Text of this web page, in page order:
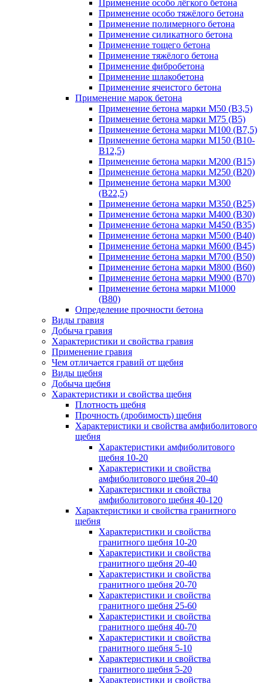
Применение особо лёгкого бетона
Применение особо тяжёлого бетона
Применение полимерного бетона
Применение силикатного бетона
Применение тощего бетона
Применение тяжёлого бетона
Применение фибробетона
Применение шлакобетона
Применение ячеистого бетона
Применение марок бетона
Применение бетона марки М50 (В3,5)
Применение бетона марки М75 (B5)
Применение бетона марки М100 (В7,5)
Применение бетона марки М150 (В10-
B12,5)
Применение бетона марки М200 (В15)
Применение бетона марки М250 (В20)
Применение бетона марки М300
(В22,5)
Применение бетона марки М350 (B25)
Применение бетона марки М400 (В30)
Применение бетона марки М450 (В35)
Применение бетона марки М500 (B40)
Применение бетона марки М600 (B45)
Применение бетона марки М700 (B50)
Применение бетона марки М800 (B60)
Применение бетона марки М900 (B70)
Применение бетона марки М1000
(В80)
Определение прочности бетона
Виды гравия
Добыча гравия
Характеристики и свойства гравия
Применение гравия
Чем отличается гравий от щебня
Виды щебня
Добыча щебня
Характеристики и свойства щебня
Плотность щебня
Прочность (дробимость) щебня
Характеристики и свойства амфиболитового
щебня
Характеристики амфиболитового
щебня 10-20
Характеристики и свойства
амфиболитового щебня 20-40
Характеристики и свойства
амфиболитового щебня 40-120
Характеристики и свойства гранитного
щебня
Характеристики и свойства
гранитного щебня 10-20
Характеристики и свойства
гранитного щебня 20-40
Характеристики и свойства
гранитного щебня 20-70
Характеристики и свойства
гранитного щебня 25-60
Характеристики и свойства
гранитного щебня 40-70
Характеристики и свойства
гранитного щебня 5-10
Характеристики и свойства
гранитного щебня 5-20
Характеристики и свойства